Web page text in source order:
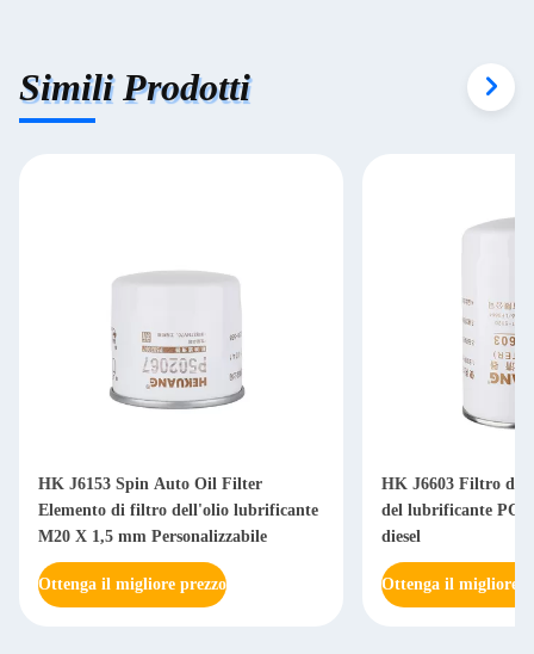
Simili Prodotti
HK J6153 Spin Auto Oil Filter
Elemento di filtro dell'olio lubrificante
M20 X 1,5 mm Personalizzabile
Ottenga il migliore prezzo
HK J6603 Filtro
del lubrificante
diesel
Ottenga il migliore